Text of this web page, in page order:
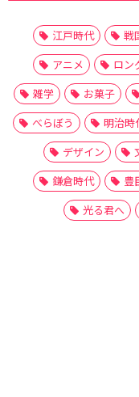
江戸時代 戦
アニメ
ロン
雑学
お菓子
べらぼう
明治時
デザイン
鎌倉時代
豊
光る君へ